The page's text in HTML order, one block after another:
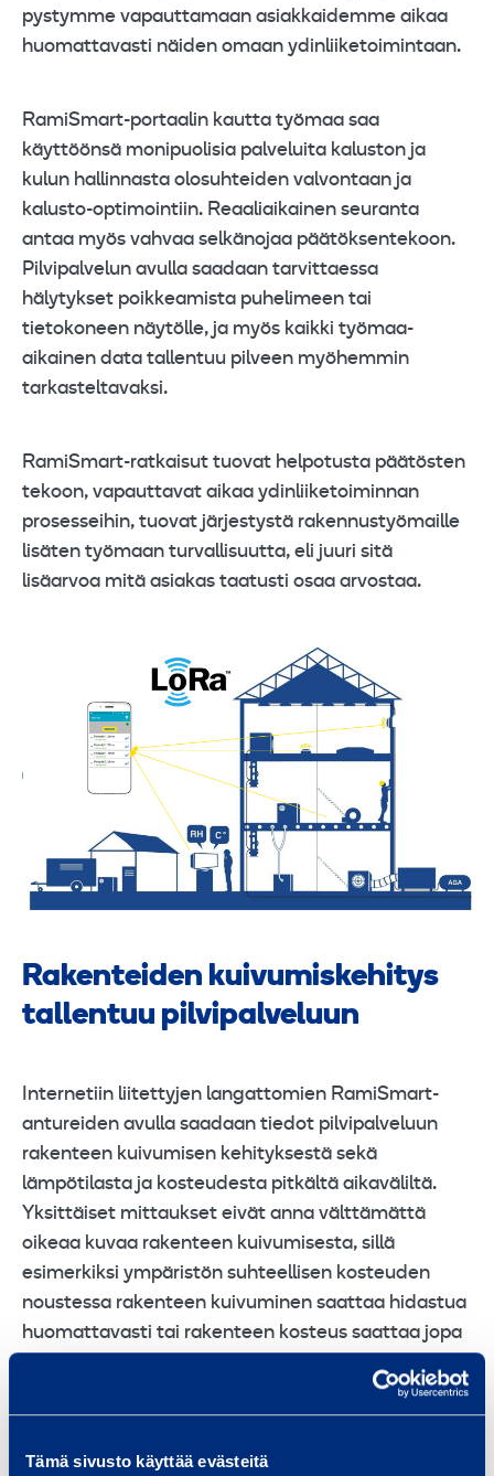
Tämä sivusto käyttää evästeitä
pystymme vapauttamaan asiakkaidemme aikaa
huomattavasti näiden omaan ydinliiketoimintaan.
RamiSmart-portaalin kautta työmaa saa
käyttöönsä monipuolisia palveluita kaluston ja
kulun hallinnasta olosuhteiden valvontaan ja
kalusto-optimointiin. Reaaliaikainen seuranta
antaa myös vahvaa selkänojaa päätöksentekoon.
Pilvipalvelun avulla saadaan tarvittaessa
hälytykset poikkeamista puhelimeen tai
tietokoneen näytölle, ja myös kaikki työmaa-
aikainen data tallentuu pilveen myöhemmin
tarkasteltavaksi.
RamiSmart-ratkaisut tuovat helpotusta päätösten
tekoon, vapauttavat aikaa ydinliiketoiminnan
prosesseihin, tuovat järjestystä rakennustyömaille
lisäten työmaan turvallisuutta, eli juuri sitä
lisäarvoa mitä asiakas taatusti osaa arvostaa.
Rakenteiden kuivumiskehitys
tallentuu pilvipalveluun
Internetiin liitettyjen langattomien RamiSmart-
antureiden avulla saadaan tiedot pilvipalveluun
rakenteen kuivumisen kehityksestä sekä
lämpötilasta ja kosteudesta pitkältä aikaväliltä.
Yksittäiset mittaukset eivät anna välttämättä
oikeaa kuvaa rakenteen kuivumisesta, sillä
esimerkiksi ympäristön suhteellisen kosteuden
noustessa rakenteen kuivuminen saattaa hidastua
huomattavasti tai rakenteen kosteus saattaa jopa
tuovat myös rakenteet, joilla on mahdollisuus
kuivua vain yhteen suuntaan.